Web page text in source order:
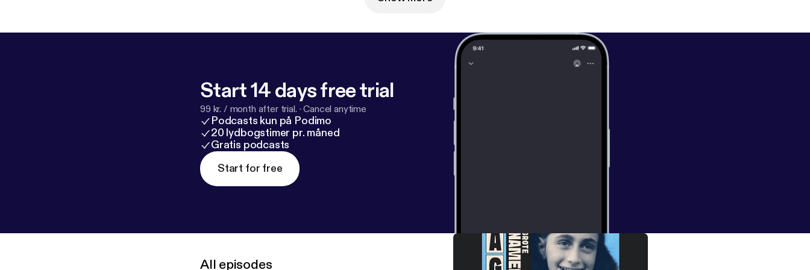
door Kloaq 🎵Het artwork is van Hester Lincke 🎨
Start 14 days free trial
99 kr. / month after trial. ·Cancel anytime
Podcasts kun på Podimo
20 lydbogstimer pr. måned
Gratis podcasts
Start for free
All episodes